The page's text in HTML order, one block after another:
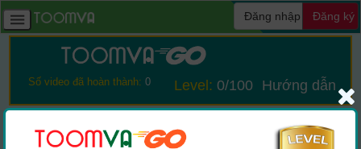
Đăng nhập Đăng ký
Level: 0/100
Số video đã hoàn thành: 0 Hướng dẫn